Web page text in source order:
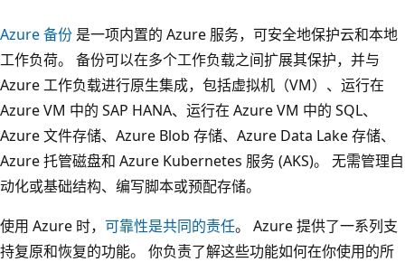
Azure 备份 是一项内置的 Azure 服务，可安全地保护云和本地
工作负荷。 备份可以在多个工作负载之间扩展其保护，并与
Azure 工作负载进行原生集成，包括虚拟机（VM）、运行在
Azure VM 中的 SAP HANA、运行在 Azure VM 中的 SQL、
Azure 文件存储、Azure Blob 存储、Azure Data Lake 存储、
Azure 托管磁盘和 Azure Kubernetes 服务 (AKS)。 无需管理自
动化或基础结构、编写脚本或预配存储。
使用 Azure 时， 可靠性是共同的责任。 Azure 提供了一系列支
持复原和恢复的功能。 你负责了解这些功能如何在你使用的所